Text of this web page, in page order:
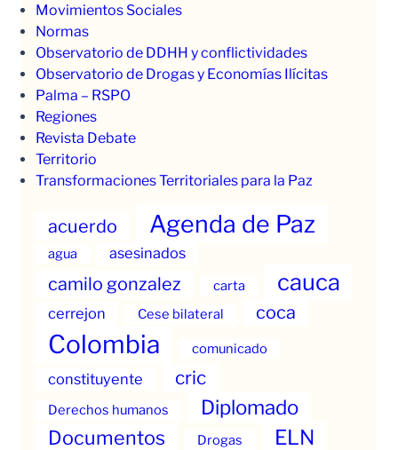
Movimientos Sociales
Normas
Observatorio de DDHH y conflictividades
Observatorio de Drogas y Economías Ilícitas
Palma – RSPO
Regiones
Revista Debate
Territorio
Transformaciones Territoriales para la Paz
acuerdo Agenda de Paz
agua asesinados
camilo gonzalez carta cauca
cerrejon Cese bilateral coca
Colombia comunicado
constituyente cric
Derechos humanos Diplomado
Documentos Drogas ELN